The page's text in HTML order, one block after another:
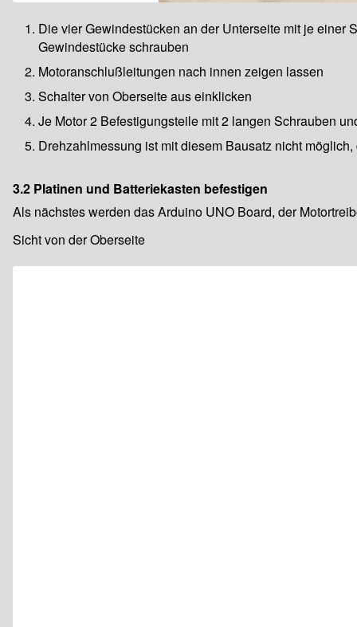
Die vier Gewindestücken an der Unterseite mit je
Gewindestücke schrauben
Motoranschlußleitungen nach innen zeigen lassen
Schalter von Oberseite aus einklicken
Je Motor 2 Befestigungsteile mit 2 langen Schrauben
Drehzahlmessung ist mit diesem Bausatz nicht
3.2 Platinen und Batteriekasten befestigen
Als nächstes werden das Arduino UNO Board, der
Sicht von der Oberseite